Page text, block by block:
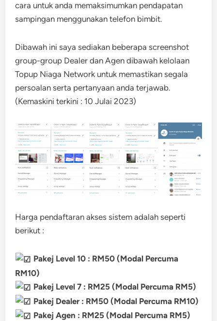
cara untuk anda memaksimumkan pendapatan
sampingan menggunakan telefon bimbit.
Dibawah ini saya sediakan beberapa screenshot
group-group Dealer dan Agen dibawah kelolaan
Topup Niaga Network untuk memastikan segala
persoalan serta pertanyaan anda terjawab.
(Kemaskini terkini : 10 Julai 2023)
Harga pendaftaran akses sistem adalah seperti
berikut :
Pakej Level 10 : RM50 (Modal Percuma
RM10)
Pakej Level 7 : RM25 (Modal Percuma RM5)
Pakej Dealer : RM50 (Modal Percuma RM10)
Pakej Agen : RM25 (Modal Percuma RM5)